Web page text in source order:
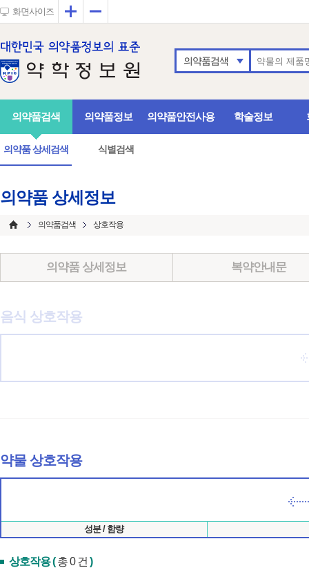
화면사이즈 확대
의약품검색
의약품검색
의약품 상세검색 식별검색
의약품정보 의약품안전사용 학술정보
의약품 상세정보
의약품검색 상호작용
의약품 상세정보 복약안내문
음식 상호작용
약물 상호작용
성분 / 함량
상호작용 (총 0 건 )